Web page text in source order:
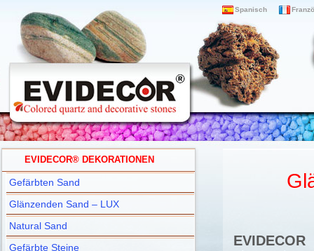
Spanisch
EVIDECOR® DEKORATIONEN
Gefärbten Sand
Glänzenden Sand – LUX
Natural Sand
Gefärbte Steine